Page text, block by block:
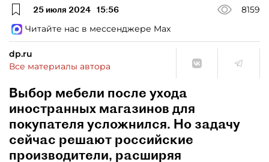
25 июля 2024 15:56
8159
Читайте нас в мессенджере Max
dp.ru
Все материалы автора
Выбор мебели после ухода
иностранных магазинов для
покупателя усложнился. Но задачу
сейчас решают российские
производители, расширяя